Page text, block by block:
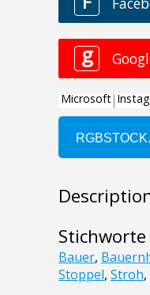
Stichworte
Bauer,
Stoppel, Stroh,